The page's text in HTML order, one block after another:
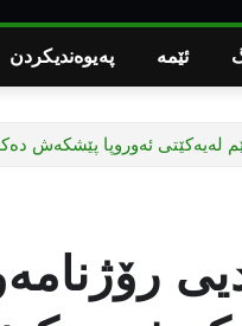
ئێمە پەیوەندیکردن
لەیەكێتی ئەوروپا پێشكەش